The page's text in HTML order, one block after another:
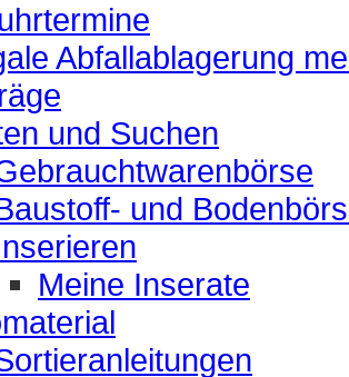
Abfallablagerung
und Suchen
und
Meine Inserate